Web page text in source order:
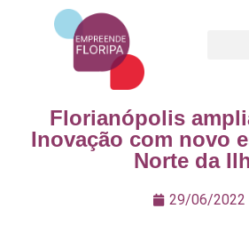
Florianópolis
Inovação com novo
Norte da
29/06/2022